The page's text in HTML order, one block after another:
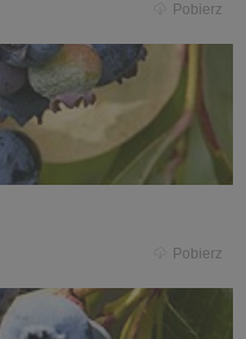
Pobierz
Pobierz